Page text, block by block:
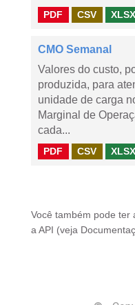
PDF CSV XLSX
CMO Semanal
Valores do custo,
produzida, para
unidade de carga
Marginal de
cada...
PDF CSV XLSX
Você também pode ter
a API (veja